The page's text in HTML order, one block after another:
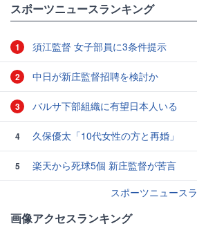
スポーツニュースランキング
1 須江監督 女子部員に3条件提示
2 中日が新庄監督招聘を検討か
3 バルサ下部組織に有望日本人いる
4 久保優太「10代女性の方と再婚」
5
楽天から死球5個 新庄監督が苦言
スポーツニュース
画像アクセスランキング